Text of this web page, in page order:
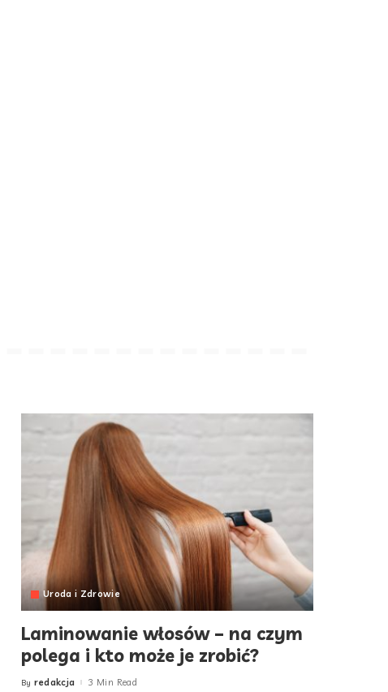
Uroda i Zdrowie
Laminowanie włosów – na czym
polega i kto może je zrobić?
Posted
By redakcja 3 Min Read